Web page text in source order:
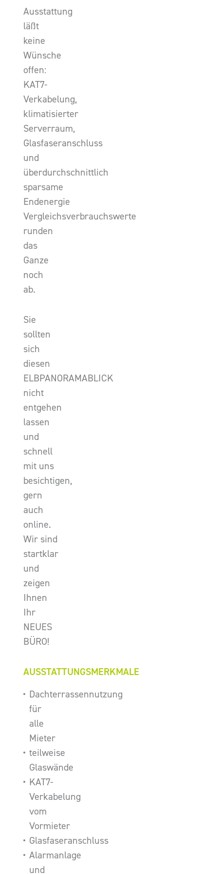
Ausstattung
läßt
keine
Wünsche
offen:
KAT7-
Verkabelung,
klimatisierter
Serverraum,
Glasfaseranschluss
und
überdurchschnittlich
sparsame
Endenergie
Vergleichsverbrauchswerte
runden
das
Ganze
noch
ab.
Sie
sollten
sich
diesen
ELBPANORAMABLICK
nicht
entgehen
lassen
und
schnell
mit uns
besichtigen,
gern
auch
online.
Wir sind
startklar
und
zeigen
Ihnen
Ihr
NEUES
BÜRO!
AUSSTATTUNGSMERKMALE
Dachterrassennutzung
für
alle
Mieter
teilweise
Glaswände
KAT7-
Verkabelung
vom
Vormieter
Glasfaseranschluss
Alarmanlage
und